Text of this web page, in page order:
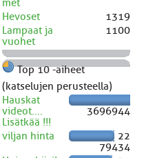
Hevoset
1319
Lampaat ja
vuohet
1100
Top 10 -aiheet
(katselujen perusteella)
Hauskat
videot....
Lisätkää !!!
3696944
viljan hinta
22
79434